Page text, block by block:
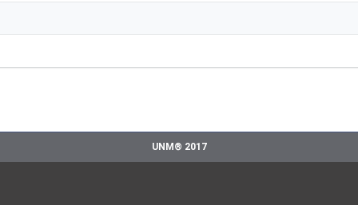
UNM® 2017